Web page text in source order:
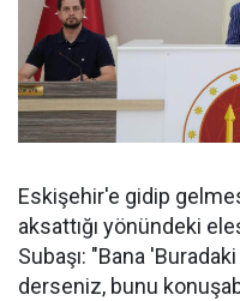
Eskişehir'e gidip
aksattığı yönündeki
Subaşı: "Bana
derseniz, bunu